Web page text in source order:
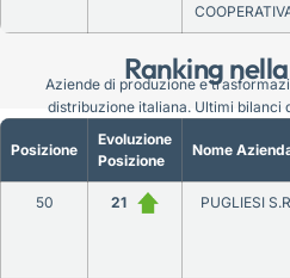
Ranking
Posizione
Evoluzione
Posizione
Nome
50 21 PUGLIESI
Aziende di produzione e
distribuzione italiana. Ultimi bilanci